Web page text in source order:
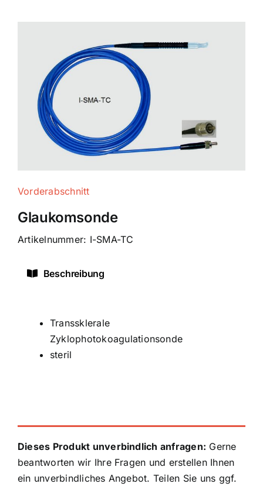
Vorderabschnitt
Glaukomsonde
Artikelnummer: I-SMA-TC
Beschreibung
Transsklerale
Zyklophotokoagulationsonde
steril
Dieses Produkt unverbindlich anfragen: Gerne
beantworten wir Ihre Fragen und erstellen Ihnen
ein unverbindliches Angebot. Teilen Sie uns ggf.